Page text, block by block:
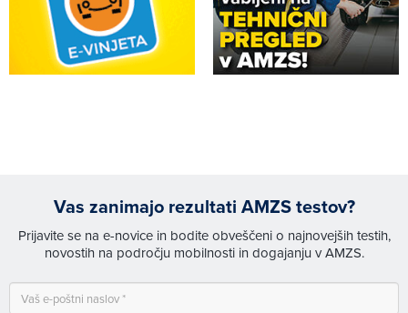
Vas zanimajo rezultati AMZS testov?
Prijavite se na e-novice in bodite obveščeni o najnovejših testih,
novostih na področju mobilnosti in dogajanju v AMZS.